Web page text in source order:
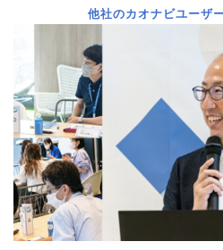
他社のカオナビユーザ